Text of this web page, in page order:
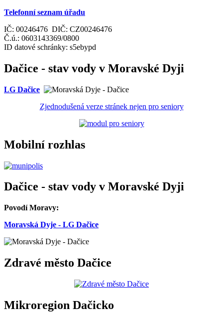
Telefonní seznam úřadu
IČ: 00246476 DIČ: CZ00246476
Č.ú.: 0603143369/0800
ID datové schránky: s5ebypd
Dačice - stav vody v Moravské Dyji
LG Dačice
Zjednodušená verze stránek nejen pro seniory
Mobilní rozhlas
Dačice - stav vody v Moravské Dyji
Povodí Moravy:
Moravská Dyje - LG Dačice
Zdravé město Dačice
Mikroregion Dačicko